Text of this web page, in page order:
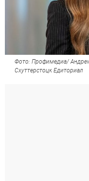
Фото: Профимедиа/
Схуттерстоцк Едиториал